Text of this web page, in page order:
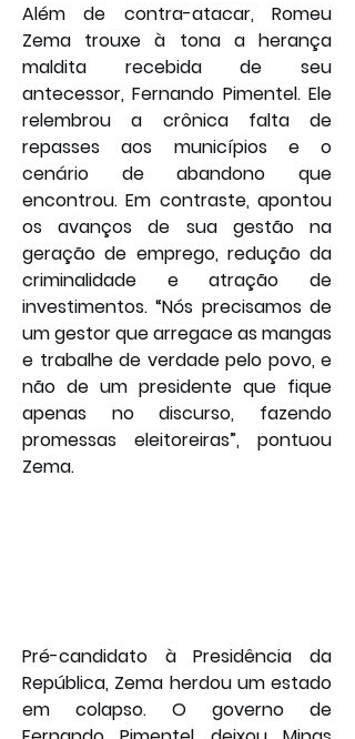
Além de contra-atacar, Romeu
Zema trouxe à tona a herança
maldita recebida de seu
antecessor, Fernando Pimentel. Ele
relembrou a crônica falta de
repasses aos municípios e o
cenário de abandono que
encontrou. Em contraste, apontou
os avanços de sua gestão na
geração de emprego, redução da
criminalidade e atração de
investimentos. “Nós precisamos de
um gestor que arregace as mangas
e trabalhe de verdade pelo povo, e
não de um presidente que fique
apenas no discurso, fazendo
promessas eleitoreiras”, pontuou
Zema.
Pré-candidato à Presidência da
República, Zema herdou um estado
em colapso. O governo de